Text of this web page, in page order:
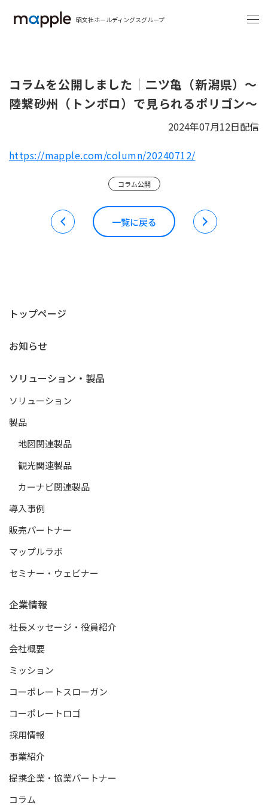
昭文社ホールディングスグループ
コラムを公開しました｜二ツ亀（新潟県）～
陸繋砂州（トンボロ）で見られるポリゴン～
2024年07月12日配信
https://mapple.com/column/20240712/
コラム公開
一覧に戻る
トップページ
お知らせ
ソリューション・製品
ソリューション
製品
地図関連製品
観光関連製品
カーナビ関連製品
導入事例
販売パートナー
マップルラボ
セミナー・ウェビナー
企業情報
社長メッセージ・役員紹介
会社概要
ミッション
コーポレートスローガン
コーポレートロゴ
採用情報
事業紹介
提携企業・協業パートナー
コラム